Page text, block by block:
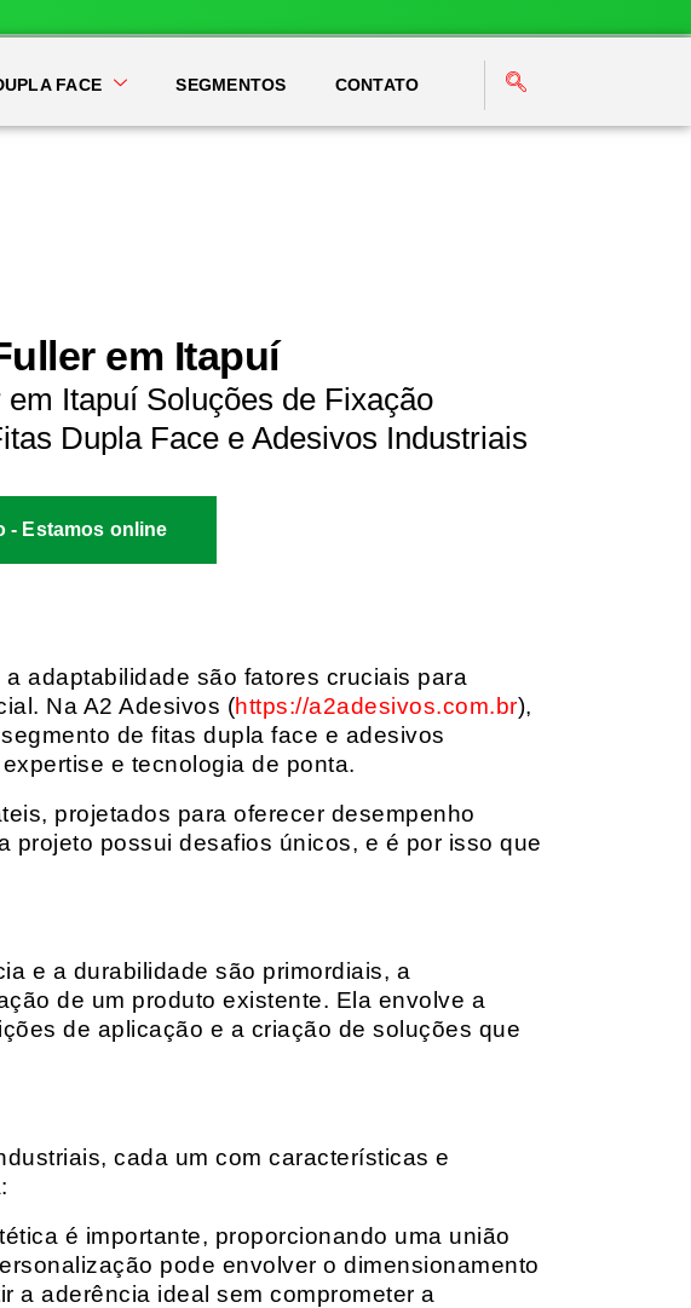
FACE SEGMENTOS CONTATO
em Itapuí
Itapuí Soluções de Fixação
Dupla Face e Adesivos Industriais
- Estamos online
adaptabilidade são fatores cruciais para
Na A2 Adesivos (https://a2adesivos.com.br),
de fitas dupla face e adesivos
e tecnologia de ponta.
projetados para oferecer desempenho
projeto possui desafios únicos, e é por isso que
e a durabilidade são primordiais, a
de um produto existente. Ela envolve a
de aplicação e a criação de soluções que
cada um com características e
é importante, proporcionando uma união
pode envolver o dimensionamento
a aderência ideal sem comprometer a